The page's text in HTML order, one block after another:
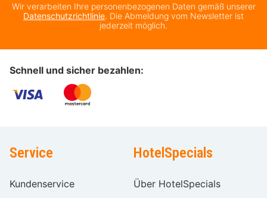
Wir verarbeiten Ihre personenbezogenen Daten gemäß unserer
Datenschutzrichtlinie. Die Abmeldung vom Newsletter ist
jederzeit möglich.
Schnell und sicher bezahlen:
Service
Kundenservice
HotelSpecials
Über HotelSpecials